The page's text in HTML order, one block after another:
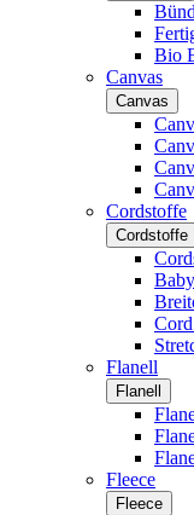
Bio
Canvas
Canvas
Cordstoffe
Cordstoffe
Flanell
Flanell
Fleece
Fleece